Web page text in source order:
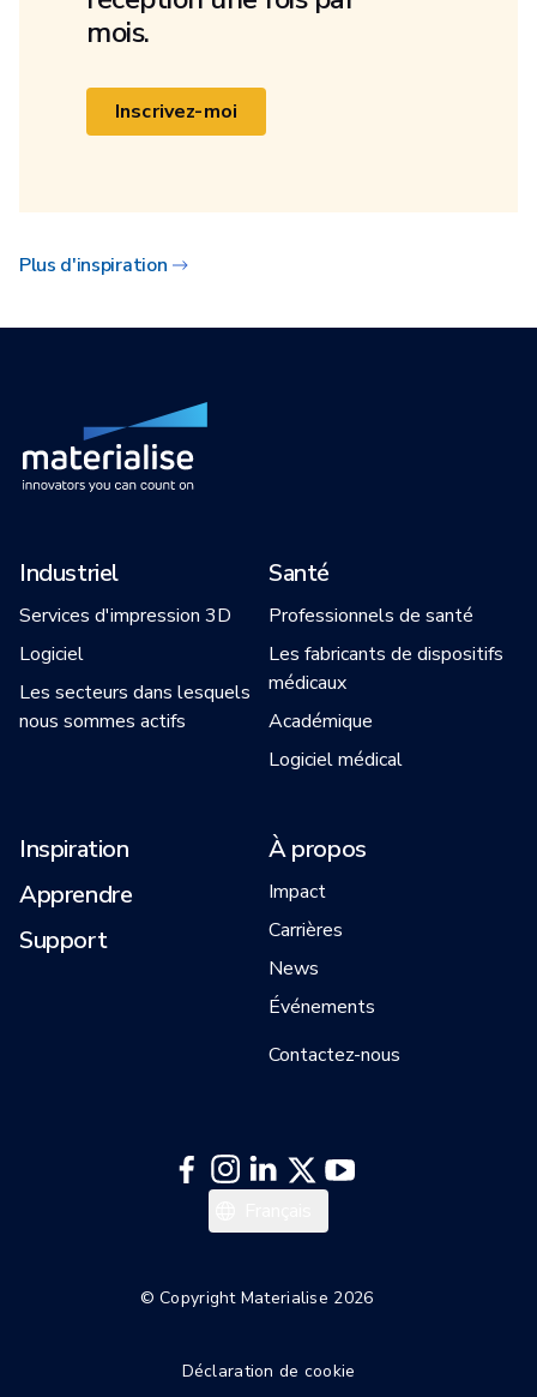
mois.
Inscrivez-moi
Plus d'inspiration
Industriel
Services d'impression 3D
Logiciel
Les secteurs dans lesquels
nous sommes actifs
Santé
Professionnels de santé
Les fabricants de dispositifs
médicaux
Académique
Logiciel médical
Inspiration
Apprendre
Support
À propos
Impact
Carrières
News
Événements
Contactez-nous
Deutsch
© Copyright Materialise 2026
Déclaration de cookie